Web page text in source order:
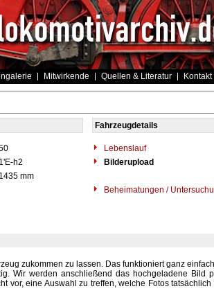
Mitwirkende Quellen & Literatur Kontakt
Fahrzeugdetails
Lebenslauf
1'E-h2
Bilderupload
1435 mm
Beheimatungen /
zukommen zu lassen. Das funktioniert ganz
Wir werden anschließend das hochgeladene Bild
vor, eine Auswahl zu treffen, welche Fotos tatsächlich